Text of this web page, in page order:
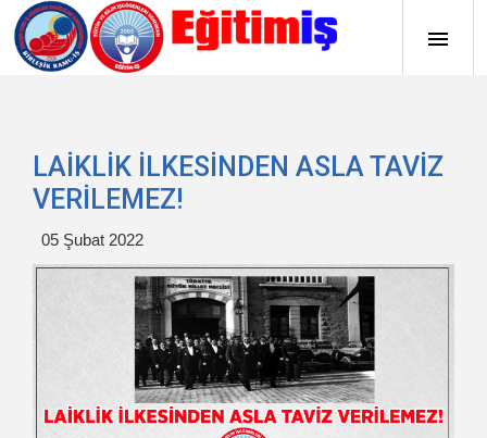
LAİKLİK İLKESİNDEN ASLA TAVİZ
VERİLEMEZ!
05 Şubat 2022